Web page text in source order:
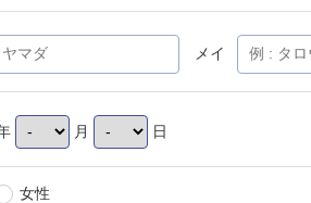
メイ
月 日
女性